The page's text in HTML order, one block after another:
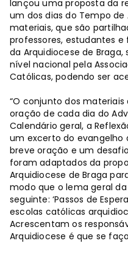
lançou uma proposta da
um dos dias do Tempo de
materiais, que são
professores, estudantes
da Arquidiocese de
nível nacional pela
Católicas, podendo ser
“O conjunto dos
oração de cada dia do
Calendário geral, a
um excerto do evangelho
breve oração e um
foram adaptados da
Arquidiocese de Braga
modo que o lema geral
seguinte: ‘Passos de
escolas católicas
Acrescentam os
Arquidiocese é que se